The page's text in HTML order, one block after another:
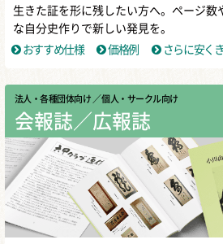
生きた証を形に残したい方へ。ページ数
な自分史作りで新しい発見を。
おすすめ仕様
価格例 さらに安く
法人・各種団体向け ／ 個人・サークル向け
会報誌／広報誌